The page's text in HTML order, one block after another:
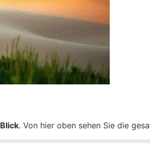
Blick. Von hier oben sehen Sie die